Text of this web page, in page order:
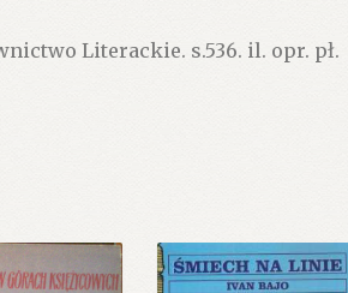
Literackie. s.536. il. opr. pł.